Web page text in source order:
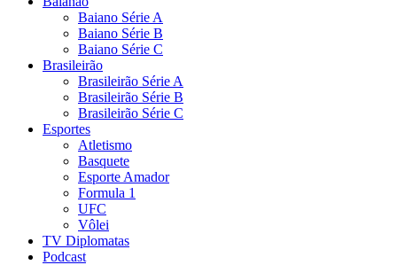
Baiano Série A
Baiano Série B
Baiano Série C
Brasileirão
Brasileirão Série A
Brasileirão Série B
Brasileirão Série C
Esportes
Atletismo
Basquete
Esporte Amador
Formula 1
UFC
Vôlei
TV Diplomatas
Podcast